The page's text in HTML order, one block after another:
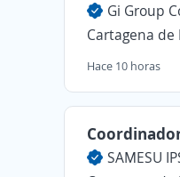
Gi Group
Cartagena de
Hace 10 horas
SAMESU